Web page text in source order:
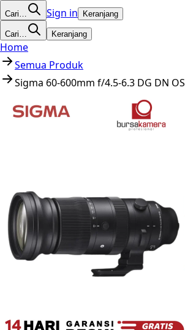
Cari… Sign in Keranjang
Cari… Keranjang
Home
Semua Produk
Sigma 60-600mm f/4.5-6.3 DG DN